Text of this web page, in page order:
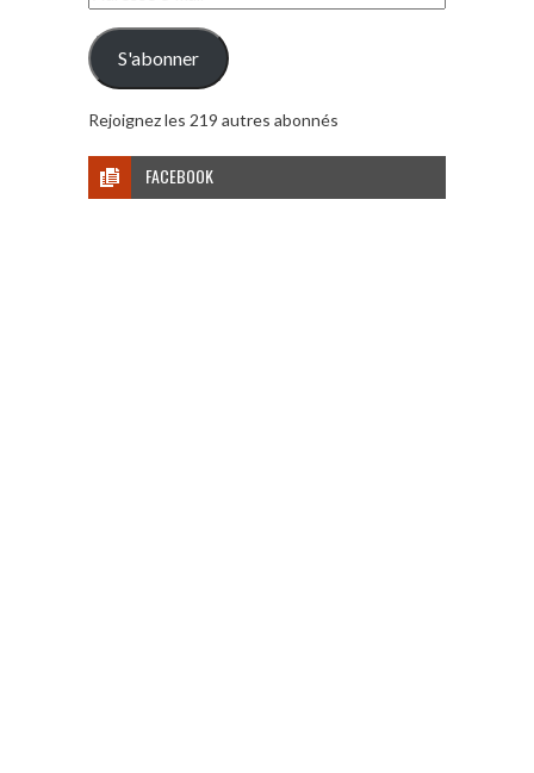
e-
mail
S'abonner
Rejoignez les 219 autres abonnés
FACEBOOK